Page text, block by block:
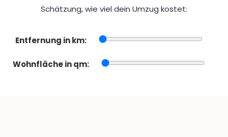
Schätzung, wie viel dein Umzug kostet:
Entfernung in km:
Wohnfläche in qm: